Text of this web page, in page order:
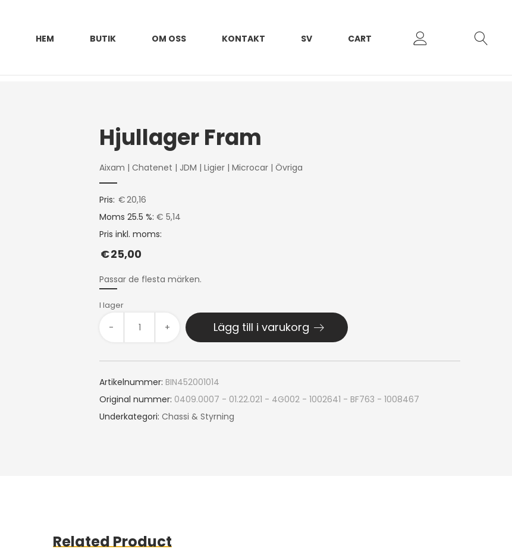
HEM BUTIK OM OSS KONTAKT SV CART
Hjullager Fram
Aixam | Chatenet | JDM | Ligier| Microcar| Övriga
Pris: €20,16
Moms 25.5 %: € 5,14
Pris inkl. moms:
€25,00
Passar de flesta märken.
I lager
- + Lägg till i varukorg
Artikelnummer: BIN452001014
Original nummer: 0409.0007 - 01.22.021 - 4G002 - 1002641 - BF763 - 1008467
Underkategori: Chassi & Styrning
Related Product